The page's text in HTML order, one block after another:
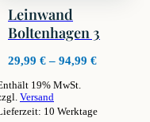
Leinwand
Boltenhagen 3
29,99 € – 94,99 €
19% MwSt.
Versand
10 Werktage